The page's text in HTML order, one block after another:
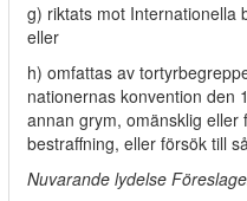
g) riktats mot Internationella
eller
h) omfattas av
nationernas konvention den
annan grym, omänsklig
bestraffning, eller försök till
Nuvarande lydelse